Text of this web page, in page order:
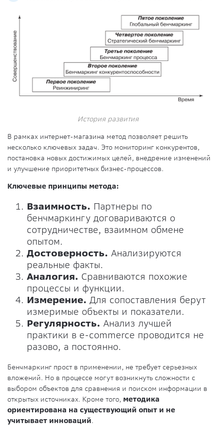
История развития
В рамках интернет-магазина метод позволяет решить
несколько ключевых задач. Это мониторинг конкурентов,
постановка новых достижимых целей, внедрение изменений
и улучшение приоритетных бизнес-процессов.
Ключевые принципы метода:
Взаимность. Партнеры по
бенчмаркингу договариваются о
сотрудничестве, взаимном обмене
опытом.
Достоверность. Анализируются
реальные факты.
Аналогия. Сравниваются похожие
процессы и функции.
Измерение. Для сопоставления берут
измеримые объекты и показатели.
Регулярность. Анализ лучшей
практики в e-commerce проводится не
разово, а постоянно.
Бенчмаркинг прост в применении, не требует серьезных
вложений. Но в процессе могут возникнуть сложности с
выбором объектов для сравнения и поиском информации в
открытых источниках. Кроме того, методика
ориентирована на существующий опыт и не
учитывает инноваций.